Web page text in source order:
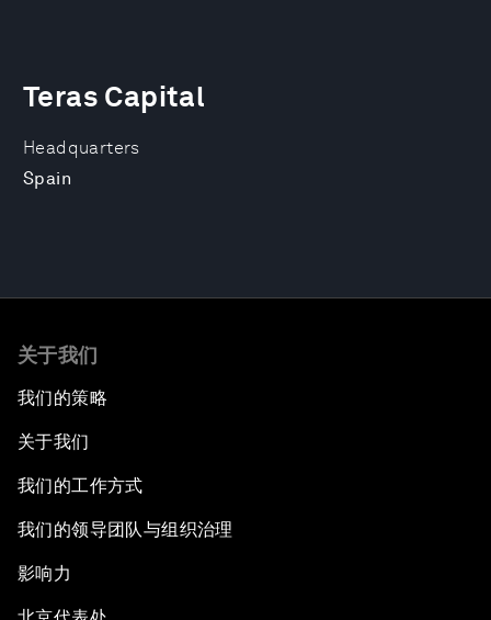
Headquarters
Spain
Teras Capital
关于我们
我们的策略
关于我们
我们的工作方式
我们的领导团队与组织治理
影响力